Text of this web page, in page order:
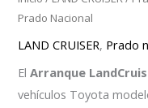
Prado Nacional
LAND CRUISER, Prado
ElArranque
vehículos Toyota